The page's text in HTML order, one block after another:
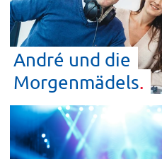
André und die
Morgenmädels